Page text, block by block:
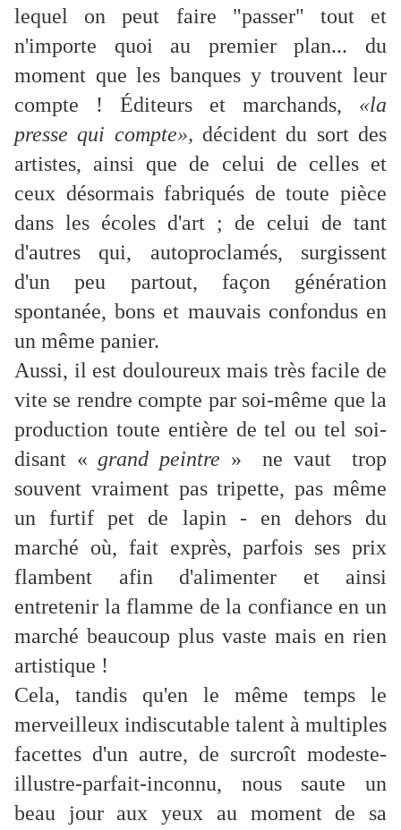
lequel on peut faire "passer" tout et
n'importe quoi au premier plan... du
moment que les banques y trouvent leur
compte ! Éditeurs et marchands, «la
presse qui compte», décident du sort des
artistes, ainsi que de celui de celles et
ceux désormais fabriqués de toute pièce
dans les écoles d'art ; de celui de tant
d'autres qui, autoproclamés, surgissent
d'un peu partout, façon génération
spontanée, bons et mauvais confondus en
un même panier.
Aussi, il est douloureux mais très facile de
vite se rendre compte par soi-même que la
production toute entière de tel ou tel soi-
disant «grand peintre » ne vaut trop
souvent vraiment pas tripette, pas même
un furtif pet de lapin - en dehors du
marché où, fait exprès, parfois ses prix
flambent afin d'alimenter et ainsi
entretenir la flamme de la confiance en un
marché beaucoup plus vaste mais en rien
artistique !
Cela, tandis qu'en le même temps le
merveilleux indiscutable talent à multiples
facettes d'un autre, de surcroît modeste-
illustre-parfait-inconnu, nous saute un
beau jour aux yeux au moment de sa